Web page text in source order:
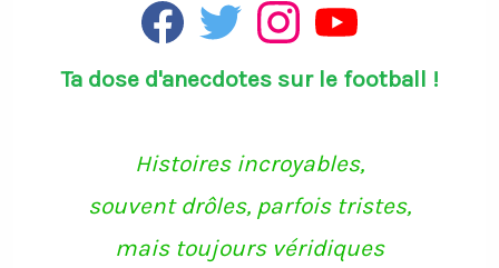
F
a
e
w
t
I
n
t
m
Y
T
Ta dose d'anecdotes sur le football !
Histoires incroyables,
souvent drôles, parfois tristes,
mais toujours véridiques